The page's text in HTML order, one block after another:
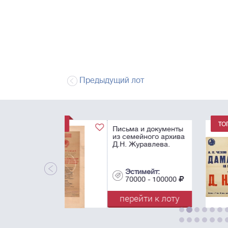
Предыдущий лот
Театральные
выступлений Д.Н.
Журавлева
40000 - 60000
перейти к